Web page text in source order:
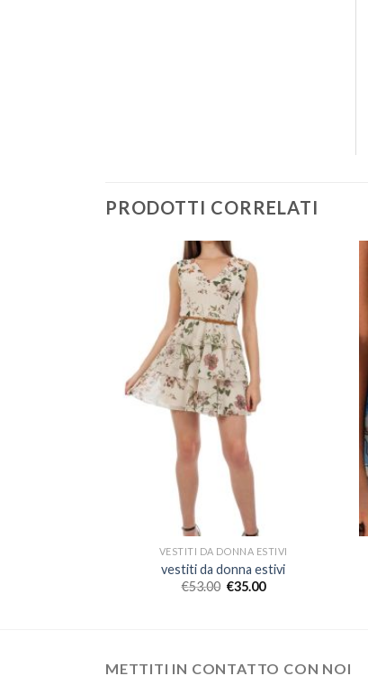
PRODOTTI CORRELATI
VESTITI DA DONNA ESTIVI
vestiti da donna estivi
€53.00 €35.00
METTITI IN CONTATTO CON NOI